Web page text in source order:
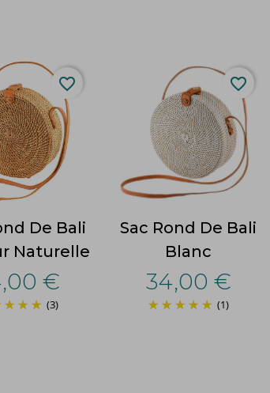
De Bali
Naturelle
€
(3)
favorite_border
Sac Rond De Bali
Blanc
34,00 €
(1)
favorite_border